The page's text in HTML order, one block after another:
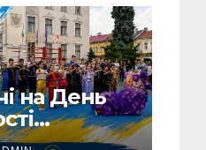
на День